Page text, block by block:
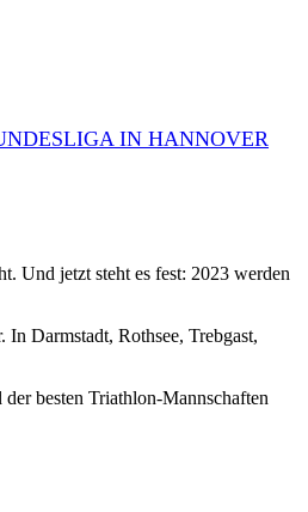
IN HANNOVER
Und jetzt steht es fest: 2023 werden
Darmstadt, Rothsee, Trebgast,
besten Triathlon-Mannschaften